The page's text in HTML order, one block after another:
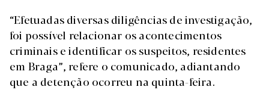
“Efetuadas diversas diligências de investigação,
foi possível relacionar os acontecimentos
criminais e identificar os suspeitos, residentes
em Braga”, refere o comunicado, adiantando
que a detenção ocorreu na quinta-feira.